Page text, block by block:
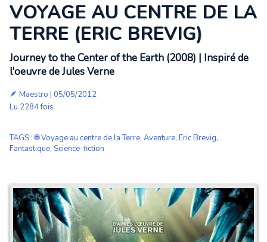
VOYAGE AU CENTRE DE LA
TERRE (ERIC BREVIG)
Journey to the Center of the Earth (2008) | Inspiré de
l'oeuvre de Jules Verne
🪶 Maestro | 05/05/2012
Lu 2284 fois
TAGS :🌐 Voyage au centre de la Terre, Aventure, Eric Brevig,
Fantastique, Science-fiction